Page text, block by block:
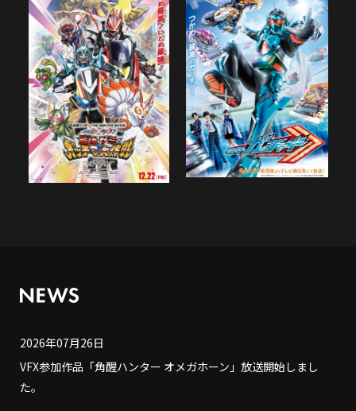
2026年07月26日
VFX参加作品「角醒ハンター オメガホーン」放送開始しまし
た。